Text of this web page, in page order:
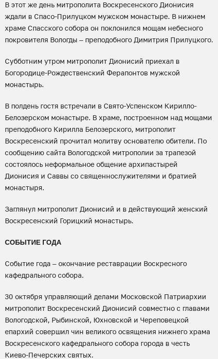
В этот же день митрополита Воскресенского Дионисия
ждали в Спасо-Прилуцком мужском монастыре. В нижнем
храме Спасского собора он поклонился мощам небесного
покровителя Вологды – преподобного Димитрия Прилуцкого.
Субботним утром митрополит Дионисий приехал в
Богородице-Рождественский Ферапонтов мужской
монастырь.
В полдень гостя встречали в Свято-Успенском Кирилло-
Белозерском монастыре. В храме, построенном над мощами
преподобного Кирилла Белозерского, митрополит
Воскресенский прочитал молитву основателю обители. По
сообщению сайта Вологодской митрополии за трапезой
состоялось неформальное общение архипастырей
Дионисия и Саввы со священнослужителями и братией
монастыря.
Заглянул митрополит Дионисий и в действующий женский
Воскресенский Горицкий монастырь.
СОБЫТИЕ ГОДА
Событие года – окончание реставрации Воскресного
кафедрального собора.
30 октября управляющий делами Московской Патриархии
митрополит Воскресенский Дионисий совместно с главами
Вологодской, Рыбинской, Юхновской и Череповецкой
епархий совершил чин великого освящения нижнего храма
Воскресенского кафедрального собора города в честь
Киево-Печерских святых.